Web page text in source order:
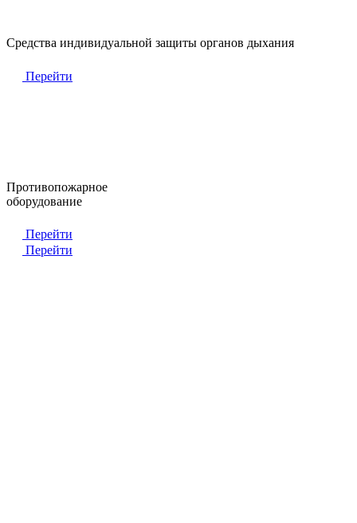
Средства индивидуальной защиты органов дыхания
Перейти
Противопожарное
оборудование
Перейти
Перейти